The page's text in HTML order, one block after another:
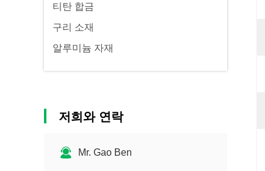
티탄 합금
구리 소재
알루미늄 자재
저희와 연락
Mr. Gao Ben